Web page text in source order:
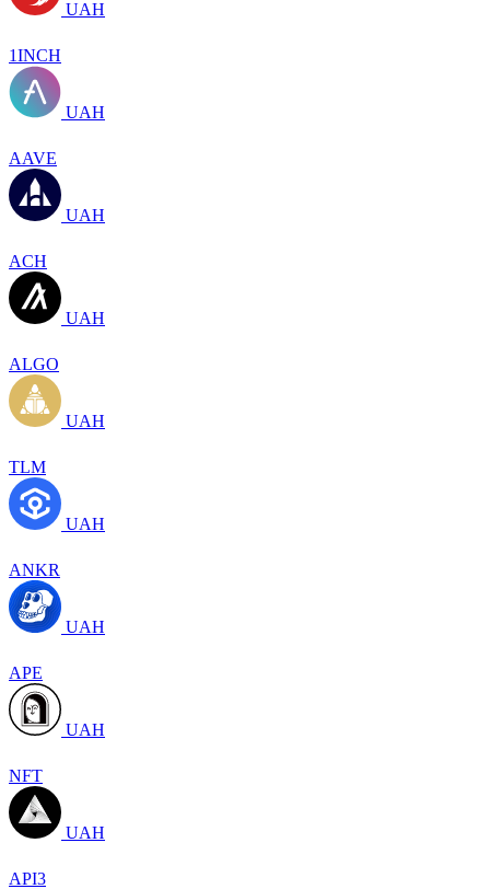
UAH
1INCH
UAH
AAVE
UAH
ACH
UAH
ALGO
UAH
TLM
UAH
ANKR
UAH
APE
UAH
NFT
UAH
API3